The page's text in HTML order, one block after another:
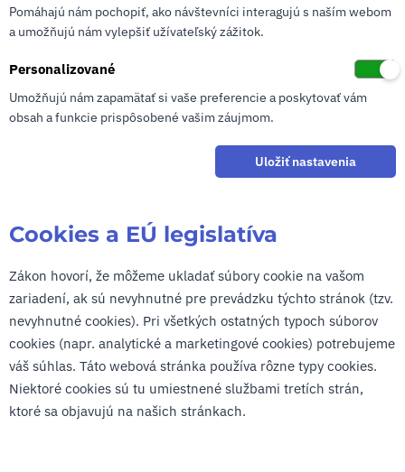
Pomáhajú nám pochopiť, ako návštevníci interagujú s naším webom
a umožňujú nám vylepšiť užívateľský zážitok.
Personalizované
Umožňujú nám zapamätať si vaše preferencie a poskytovať vám
obsah a funkcie prispôsobené vašim záujmom.
Uložiť nastavenia
Cookies a EÚ legislatíva
Zákon hovorí, že môžeme ukladať súbory cookie na vašom
zariadení, ak sú nevyhnutné pre prevádzku týchto stránok (tzv.
nevyhnutné cookies). Pri všetkých ostatných typoch súborov
cookies (napr. analytické a marketingové cookies) potrebujeme
váš súhlas. Táto webová stránka používa rôzne typy cookies.
Niektoré cookies sú tu umiestnené službami tretích strán,
ktoré sa objavujú na našich stránkach.